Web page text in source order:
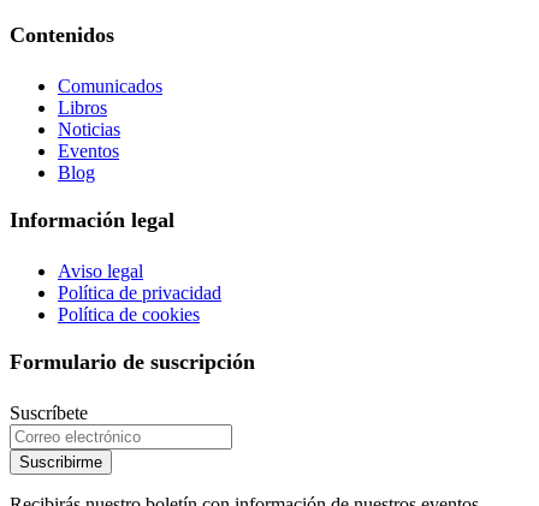
Contenidos
Comunicados
Libros
Noticias
Eventos
Blog
Información legal
Aviso legal
Política de privacidad
Política de cookies
Formulario de suscripción
Suscríbete
Suscribirme